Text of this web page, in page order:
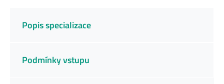
Popis specializace
Podmínky vstupu